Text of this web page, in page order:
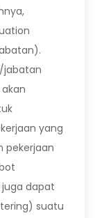
jabatan
yang
pekerjaan
dapat
suatu